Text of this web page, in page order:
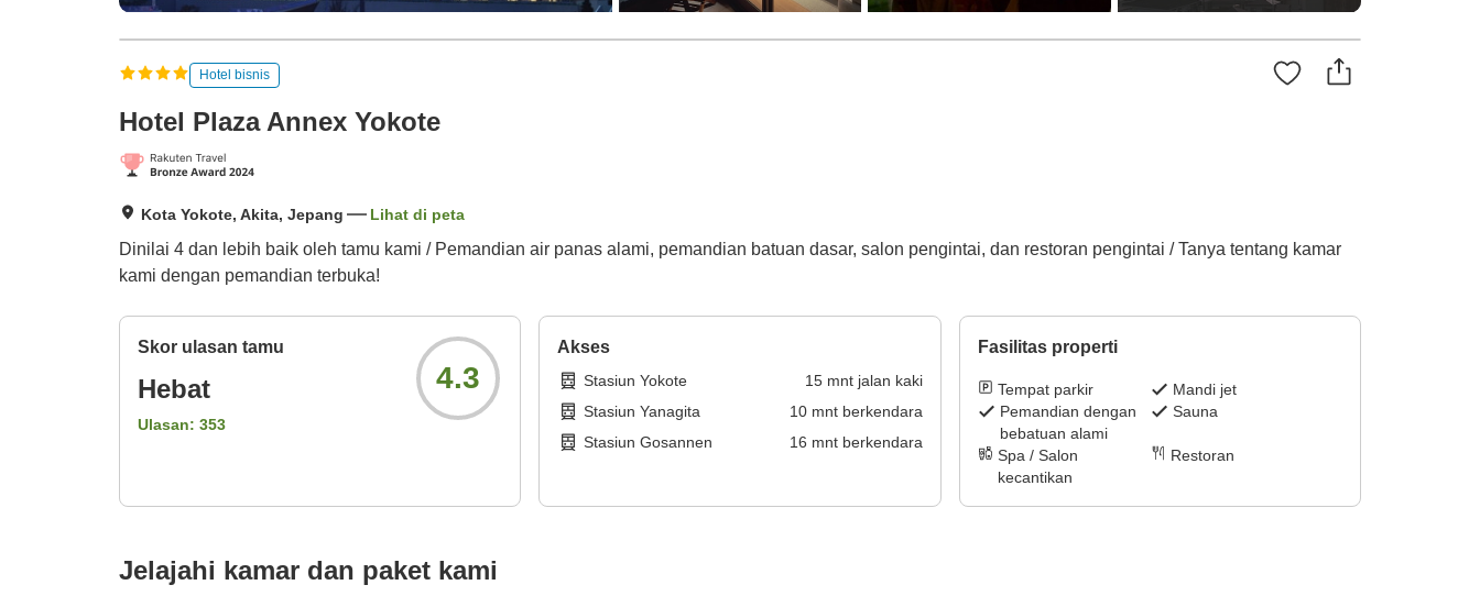
Hotel bisnis
Hotel Plaza Annex Yokote
Kota Yokote, Akita, Jepang Lihat di peta
Dinilai 4 dan lebih baik oleh tamu kami / Pemandian air panas alami, pemandian batuan dasar, salon pengintai, dan restoran pengintai / Tanya tentang kamar
kami dengan pemandian terbuka!
Skor ulasan tamu
Hebat
Ulasan: 353
4.3
Akses
Stasiun Yokote 15mnt jalan kaki
Stasiun Yanagita
10mnt berkendara
Stasiun Gosannen
16 mnt berkendara
Fasilitas properti
Tempat parkir
Mandi jet
Pemandian dengan
bebatuan alami
Sauna
Spa / Salon
kecantikan
Restoran
Jelajahi kamar dan paket kami